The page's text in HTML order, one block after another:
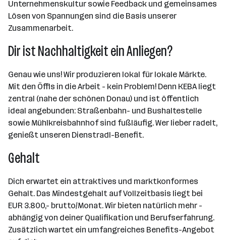
Unternehmenskultur sowie Feedback und gemeinsames
Lösen von Spannungen sind die Basis unserer
Zusammenarbeit.
Dir ist Nachhaltigkeit ein Anliegen?
Genau wie uns! Wir produzieren lokal für lokale Märkte.
Mit den Öffis in die Arbeit - kein Problem! Denn KEBA liegt
zentral (nahe der schönen Donau) und ist öffentlich
ideal angebunden: Straßenbahn- und Bushaltestelle
sowie Mühlkreisbahnhof sind fußläufig. Wer lieber radelt,
genießt unseren Dienstradl-Benefit.
Gehalt
Dich erwartet ein attraktives und marktkonformes
Gehalt. Das Mindestgehalt auf Vollzeitbasis liegt bei
EUR 3.800,- brutto/Monat. Wir bieten natürlich mehr -
abhängig von deiner Qualifikation und Berufserfahrung.
Zusätzlich wartet ein umfangreiches Benefits-Angebot